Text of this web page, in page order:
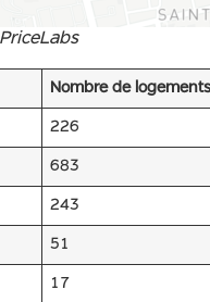
Nombre de logements
226
683
243
51
17